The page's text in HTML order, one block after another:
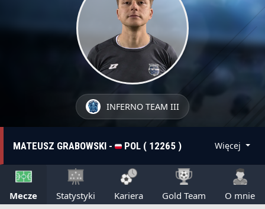
INFERNO TEAM III
MATEUSZ GRABOWSKI - POL ( 12265 ) Więcej
Mecze Statystyki Kariera Gold Team
O mnie